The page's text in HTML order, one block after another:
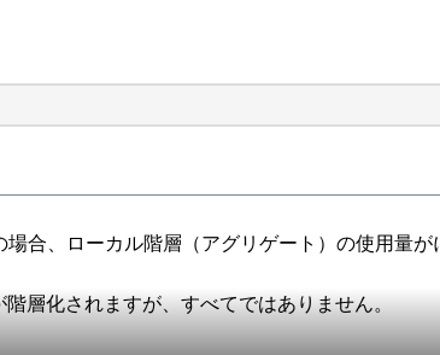
合、ローカル階層（アグリゲート）の使用量
層化されますが、すべてではありません。